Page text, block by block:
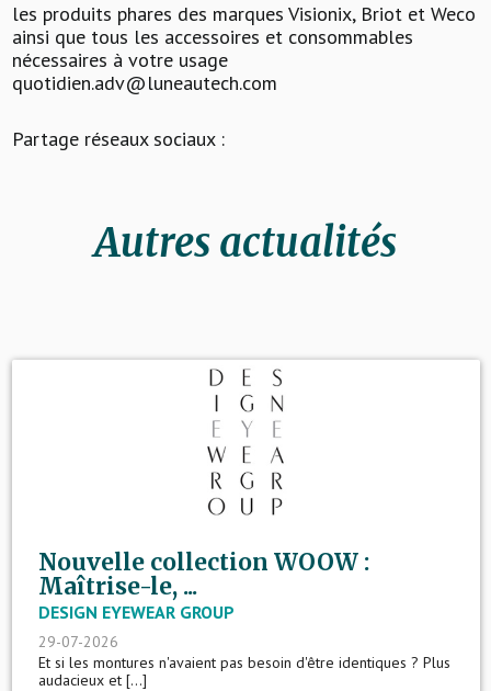
les produits phares des marques Visionix, Briot et Weco
ainsi que tous les accessoires et consommables
nécessaires à votre usage
quotidien.adv@luneautech.com
Partage réseaux sociaux :
Autres actualités
Nouvelle collection WOOW :
Maîtrise-le, ...
DESIGN EYEWEAR GROUP
29-07-2026
Et si les montures n'avaient pas besoin d'être identiques ? Plus
audacieux et [...]